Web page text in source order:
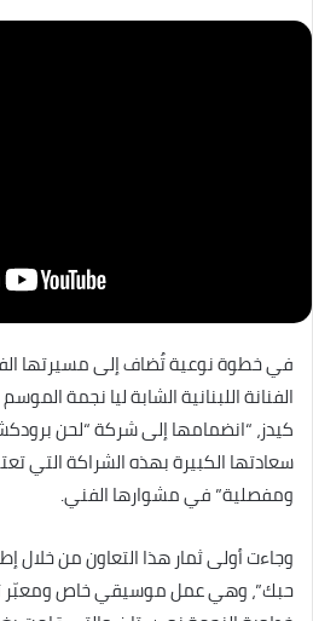
في خطوة نوعية تُضاف إلى مسيرتها
الفنانة اللبنانية الشابة ليا نجمة
كيدز، “انضمامها إلى شركة “لحن
سعادتها الكبيرة بهذه الشراكة التي
ومفصلية” في مشوارها الفني.
وجاءت أولى ثمار هذا التعاون من خلال
حبك”، وهي عمل موسيقي خاص ومعبّر